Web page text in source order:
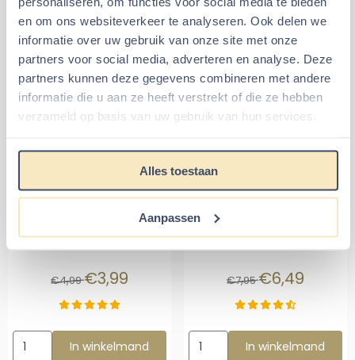
en om ons websiteverkeer te analyseren. Ook delen we
informatie over uw gebruik van onze site met onze
partners voor social media, adverteren en analyse. Deze
partners kunnen deze gegevens combineren met andere
informatie die u aan ze heeft verstrekt of die ze hebben
verzameld op basis van uw gebruik van hun services.
Alles toestaan
Aanpassen
Afmetingen
: 12 - 14 cm lang
Diameter
Te koop per 1 stuk, per 5 stuks of per 10 stuks
Materiaal
: Eiken houtschijven van de Eikenboom
Geschikt voor
: Knaagdieren attributen knutselen voor
Hamsterscapings artikelen
Aanbevolen artikelen voor
Eiken Houtschijf 12 - 14 cm
Van 4,99 voor 3,99
€4,99€3,99
Aantal kiezen voor Houtlijm 100 ml
In winkelmand
Van 7,95 voor
€7,95€6,49
Aantal kiezen voor Color
In winkelmand